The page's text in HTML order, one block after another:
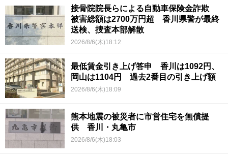
接骨院院長らによる自動車保険金詐欺
被害総額は2700万円超 香川県警が最終
送検、捜査本部解散
2026/8/6(木)18:12
最低賃金引き上げ答申 香川は1092円、
岡山は1104円 過去2番目の引き上げ額
2026/8/6(木)18:09
熊本地震の被災者に市営住宅を無償提
供 香川・丸亀市
2026/8/6(木)18:03